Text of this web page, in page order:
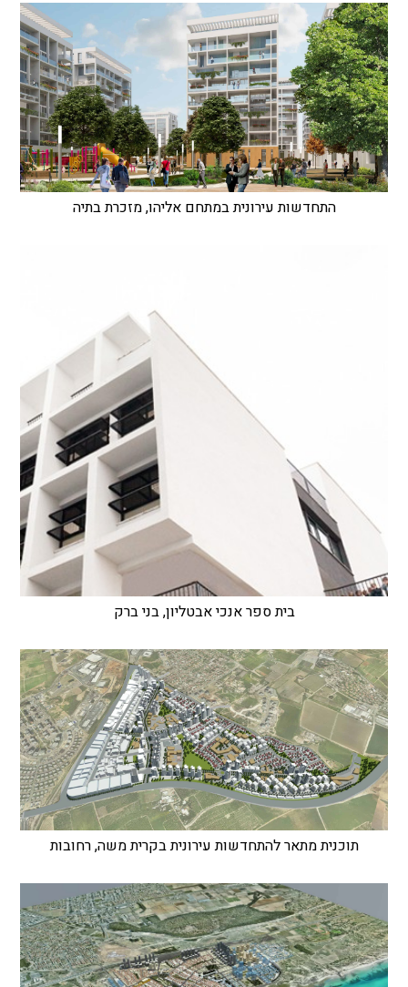
התחדשות עירונית במתחם אליהו, מזכרת בתיה
בית ספר אנכי אבטליון, בני ברק
תוכנית מתאר להתחדשות עירונית בקרית משה, רחובות